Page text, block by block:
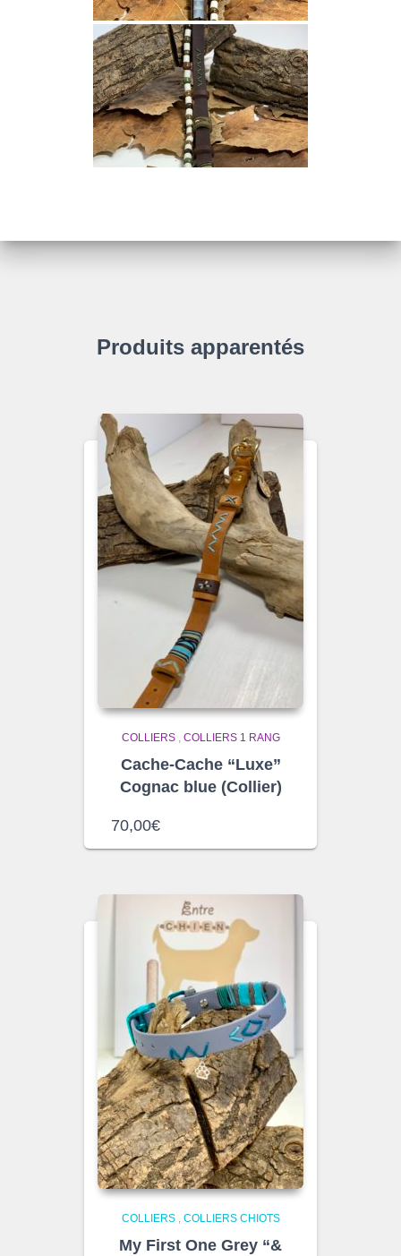
Produits apparentés
COLLIERS, COLLIERS 1 RANG
Cache-Cache “Luxe”
Cognac blue (Collier)
70,00€
COLLIERS, COLLIERS CHIOTS
My First One Grey “&